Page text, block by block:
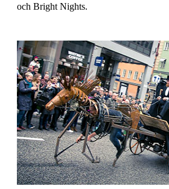
och Bright Nights.